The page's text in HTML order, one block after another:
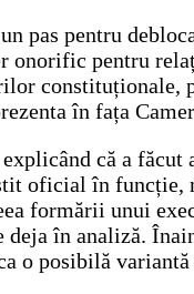
pas pentru
onorific pentru
constituționale,
în fața
că a făcut
oficial în funcție,
formării unui
în analiză.
posibilă